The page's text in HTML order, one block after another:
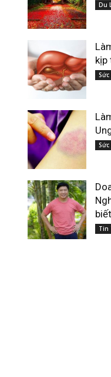
Du
kịp
Sức
Sức
Tin